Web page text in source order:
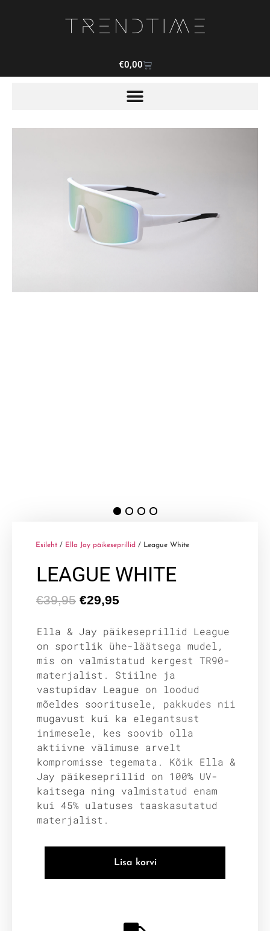
€0,00
Esileht / Ella Jay päikeseprillid / League White
LEAGUE WHITE
€39,95 €29,95
Ella & Jay päikeseprillid League
on sportlik ühe-läätsega mudel,
mis on valmistatud kergest TR90-
materjalist. Stiilne ja
vastupidav League on loodud
mõeldes sooritusele, pakkudes nii
mugavust kui ka elegantsust
inimesele, kes soovib olla
aktiivne välimuse arvelt
kompromisse tegemata. Kõik Ella &
Jay päikeseprillid on 100% UV-
kaitsega ning valmistatud enam
kui 45% ulatuses taaskasutatud
materjalist.
Lisa korvi